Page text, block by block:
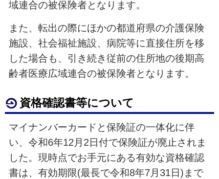
域連合の被保険者となります。
また、転出の際にほかの都道府県の介護保険
施設、社会福祉施設、病院等に直接住所を移
した場合も、引き続き従前の住所地の後期高
齢者医療広域連合の被保険者となります。
資格確認書等について
マイナンバーカードと保険証の一体化に伴
い、令和6年12月2日付で保険証が廃止されま
した。現時点でお手元にある有効な資格確認
書は、有効期限(最長で令和8年7月31日)まで